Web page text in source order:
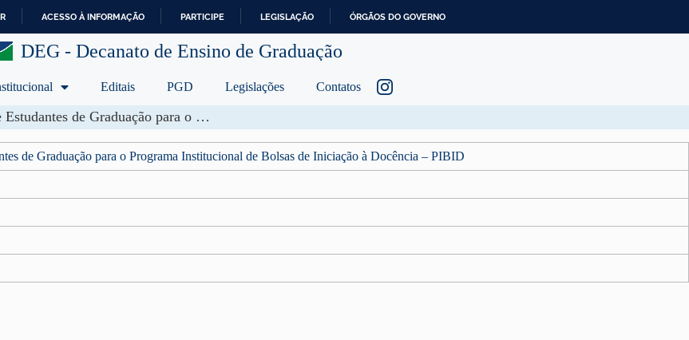
R
O
C
O
N
E
D
ACESSO À INFORMAÇÃO PARTICIPE LEGISLAÇÃO ÓRGÃOS DO GOVERNO
DEG - Decanato de Ensino de Graduação
Editais PGD Legislações Contatos
Edital de Condições Gerais DEG/DAPLI Nº 45/2026 – Seleção de Estudantes de Graduação para o Programa Institucional de Bolsas de Iniciação à Docência – PIBID
de Graduação para o Programa Institucional de Bolsas de Iniciação à Docência – PIBID